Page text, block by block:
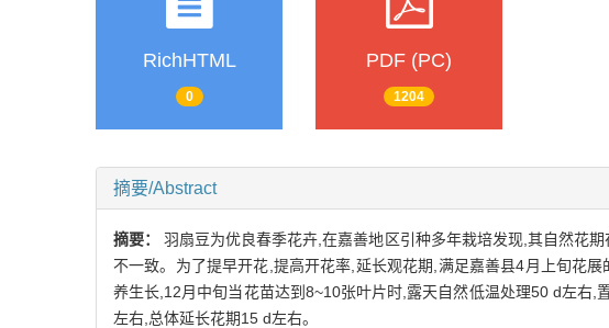
RichHTML
0
PDF (PC)
1204
摘要/Abstract
摘要：羽扇豆为优良春季花卉,在嘉善地区引种多年栽培发现,其自然花
不一致。为了提早开花,提高开花率,延长观花期,满足嘉善县4月上旬花
养生长,12月中旬当花苗达到8~10张叶片时,露天自然低温处理50 d左右
左右,总体延长花期15 d左右。